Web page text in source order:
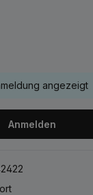
angezeigt
Anmelden